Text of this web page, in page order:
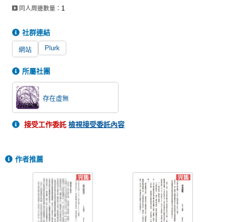
繪圖藝廊
交流中心
攤位轉讓區
會員功能選單
會員中心
註冊會員
同人周邊數量： 1
社群連結
網站 Plurk
所屬社團
存在虛無
接受工作委託檢視接受委託內容
作者推薦